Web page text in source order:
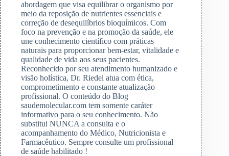
abordagem que visa equilibrar o organismo por
meio da reposição de nutrientes essenciais e
correção de desequilíbrios bioquímicos. Com
foco na prevenção e na promoção da saúde, ele
une conhecimento científico com práticas
naturais para proporcionar bem-estar, vitalidade e
qualidade de vida aos seus pacientes.
Reconhecido por seu atendimento humanizado e
visão holística, Dr. Riedel atua com ética,
comprometimento e constante atualização
profissional. O conteúdo do Blog
saudemolecular.com tem somente caráter
informativo para o seu conhecimento. Não
substitui NUNCA a consulta e o
acompanhamento do Médico, Nutricionista e
Farmacêutico. Sempre consulte um profissional
de saúde habilitado !